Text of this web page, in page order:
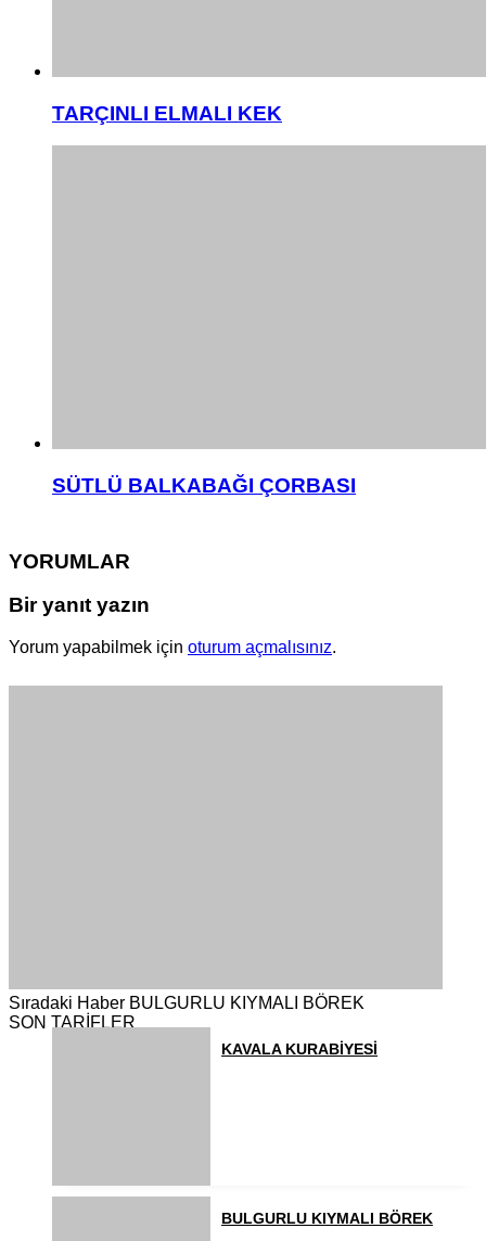
TARÇINLI ELMALI KEK
SÜTLÜ BALKABAĞI ÇORBASI
YORUMLAR
Bir yanıt yazın
Yorum yapabilmek için oturum açmalısınız.
Sıradaki Haber BULGURLU KIYMALI BÖREK
SON TARİFLER
KAVALA KURABİYESİ
BULGURLU KIYMALI BÖREK